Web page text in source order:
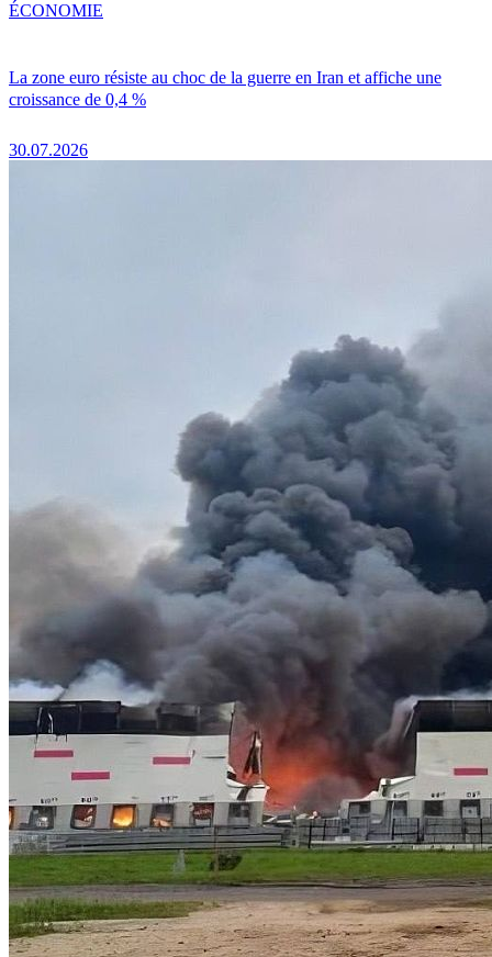
La zone euro résiste au choc de la guerre en Iran et affiche une
croissance de 0,4 %
30.07.2026
ÉCONOMIE